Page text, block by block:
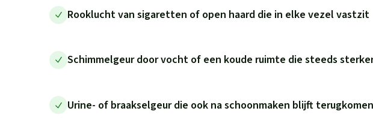
Rooklucht van sigaretten of open haard die in elke vezel vastzit
Schimmelgeur door vocht of een koude ruimte die steeds
Urine- of braakselgeur die ook na schoonmaken blijft terugkomen